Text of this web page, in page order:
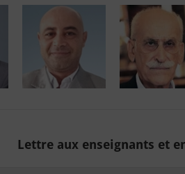
Lettre aux enseignants et